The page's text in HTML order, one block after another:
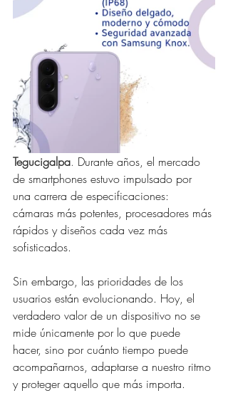
Tegucigalpa. Durante años, el mercado
de smartphones estuvo impulsado por
una carrera de especificaciones:
cámaras más potentes, procesadores más
rápidos y diseños cada vez más
sofisticados.
Sin embargo, las prioridades de los
usuarios están evolucionando. Hoy, el
verdadero valor de un dispositivo no se
mide únicamente por lo que puede
hacer, sino por cuánto tiempo puede
acompañarnos, adaptarse a nuestro ritmo
y proteger aquello que más importa.